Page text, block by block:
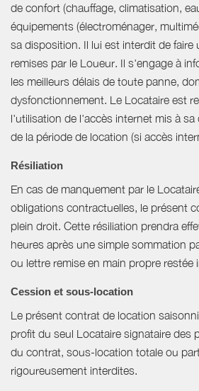
de confort (chauffage, climatisation,
équipements (électroménager,
sa disposition. Il lui est interdit de faire
remises par le Loueur. Il s'engage à
les meilleurs délais de toute panne,
dysfonctionnement. Le Locataire est
l'utilisation de l'accès internet mis à
de la période de location (si accès
Résiliation
En cas de manquement par le
obligations contractuelles, le présent
plein droit. Cette résiliation prendra
heures après une simple sommation
ou lettre remise en main propre restée
Cession et sous-location
Le présent contrat de location
profit du seul Locataire signataire des
du contrat, sous-location totale ou
rigoureusement interdites.